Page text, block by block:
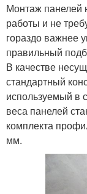
Монтаж панелей
работы и не
гораздо важнее
правильный
В качестве
стандартный
используемый в
веса панелей
комплекта
мм.